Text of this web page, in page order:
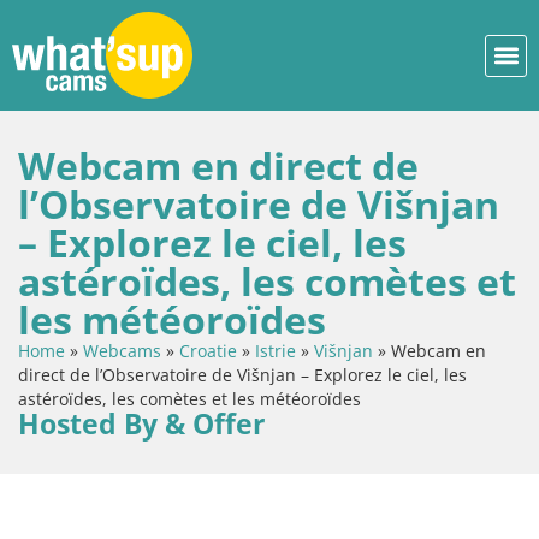
Webcam en direct de
l’Observatoire de Višnjan
– Explorez le ciel, les
astéroïdes, les comètes et
les météoroïdes
Home » Webcams » Croatie » Istrie » Višnjan » Webcam en
direct de l’Observatoire de Višnjan – Explorez le ciel, les
astéroïdes, les comètes et les météoroïdes
Hosted By & Offer